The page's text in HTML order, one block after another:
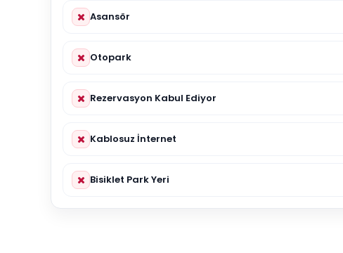
Asansör
Otopark
Rezervasyon Kabul Ediyor
Kablosuz İnternet
Bisiklet Park Yeri